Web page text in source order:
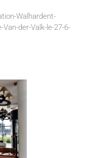
Walhardent-
der-Valk-le-27-6-